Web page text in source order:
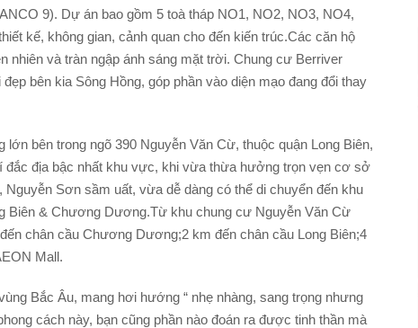
9). Dự án bao gồm 5 toà tháp NO1, NO2, NO3, NO4,
kế, không gian, cảnh quan cho đến kiến trúc.Các căn hộ
nhiên và tràn ngập ánh sáng mặt trời. Chung cư Berriver
bên kia Sông Hồng, góp phần vào diện mạo đang đổi thay
bên trong ngõ 390 Nguyễn Văn Cừ, thuộc quận Long Biên,
địa bậc nhất khu vực, khi vừa thừa hưởng trọn vẹn cơ sở
Sơn sầm uất, vừa dễ dàng có thể di chuyển đến khu
Biên & Chương Dương.Từ khu chung cư Nguyễn Văn Cừ
chân cầu Chương Dương;2 km đến chân cầu Long Biên;4
Mall.
Bắc Âu, mang hơi hướng “ nhẹ nhàng, sang trọng nhưng
cách này, bạn cũng phần nào đoán ra được tinh thần mà